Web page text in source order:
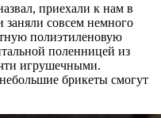
приехали к нам в
заняли совсем немного
полиэтиленовую
поленницей из
игрушечными.
брикеты смогут